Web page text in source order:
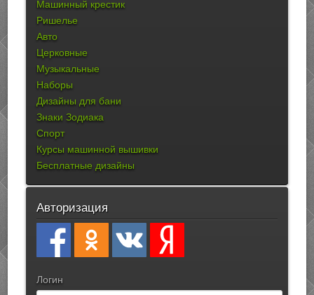
Машинный крестик
Ришелье
Авто
Церковные
Музыкальные
Наборы
Дизайны для бани
Знаки Зодиака
Спорт
Курсы машинной вышивки
Бесплатные дизайны
Авторизация
Логин